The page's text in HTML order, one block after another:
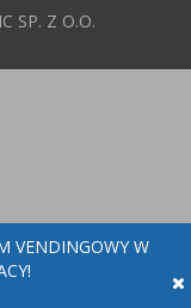
SP. Z O.O.
VENDINGOWY W